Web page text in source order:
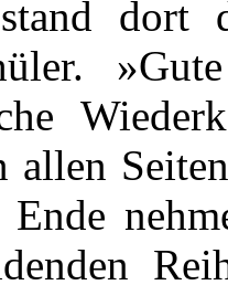
stand dort
allen
Ende